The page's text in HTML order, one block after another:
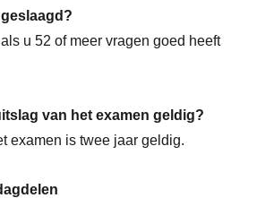
u 52 of meer vragen goed heeft
van het examen geldig?
examen is twee jaar geldig.